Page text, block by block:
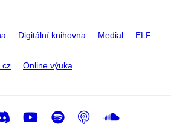
Digitální knihovna Medial ELF
Online výuka
DiscordYoutube
Spotify
Podcast